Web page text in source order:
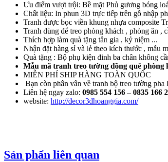
Ưu điểm vượt trội: Bề mặt Phủ gương bóng
Chất liệu: In phun 3D trực tiếp trên gỗ nhập
Tranh được bọc viền khung nhựa composite
Tranh dùng để treo phòng khách , phòng ăn ,
Thích hợp làm quà tặng tân gia , kỷ niệm ...
Nhận đặt hàng sỉ và lẻ theo kích thước , mẫu
Quà tặng : Bộ phụ kiện đinh ba chân không
Mẫu mã tranh treo tường đồng quê phòng
MIỄN PHÍ SHIP HÀNG TOÀN QUỐC
Bạn còn phân vân về tranh bộ treo tường
Liên hệ ngay zalo: 0985 554 156– 0835 166
website: http://decor3dhoanggia.com/
Sản phẩn liên quan